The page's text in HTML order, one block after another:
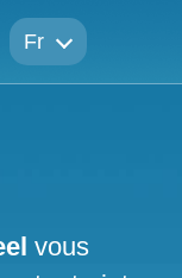
Fr
vous